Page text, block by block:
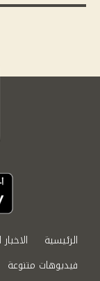
الرئيسية
فيديوهات متنوعة